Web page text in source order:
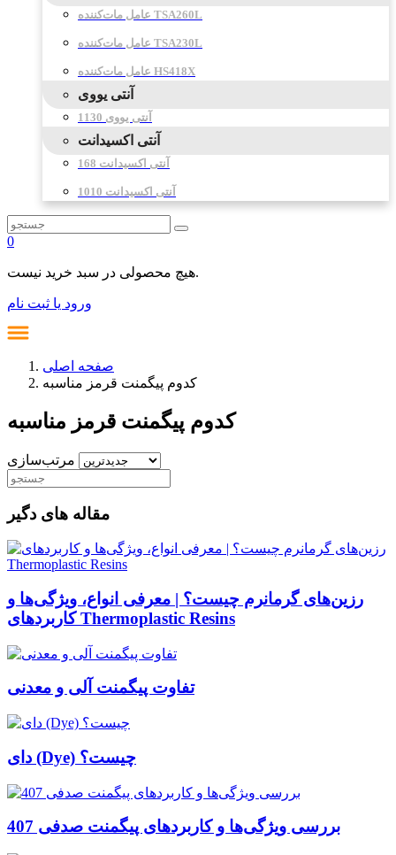
عامل مات‌کننده TSA260L
عامل مات‌کننده TSA230L
عامل مات‌کننده HS418X
آنتی یووی
آنتی یووی 1130
آنتی اکسیدانت
آنتی اکسیدانت 168
آنتی اکسیدانت 1010
0
هیچ محصولی در سبد خرید نیست.
ورود یا ثبت نام
صفحه اصلی
کدوم پیگمنت قرمز مناسبه
کدوم پیگمنت قرمز مناسبه
مرتب‌سازی
مقاله های دگیر
رزین‌های گرمانرم چیست؟ | معرفی انواع، ویژگی‌ها و
کاربردهای Thermoplastic Resins
تفاوت پیگمنت آلی و معدنی
دای (Dye) چیست؟
بررسی ویژگی‌ها و کاربردهای پیگمنت صدفی 407